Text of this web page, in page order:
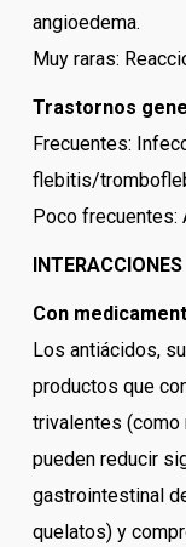
angioedema.
Muy raras:
Trastornos
Frecuentes:
flebitis/
Poco frecuentes:
INTERACCIONES
Con
Los antiácidos,
productos que
trivalentes (como
pueden reducir
gastrointestinal
quelatos) y